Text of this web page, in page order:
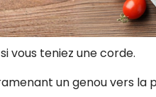
vous teniez une corde.
un genou vers la